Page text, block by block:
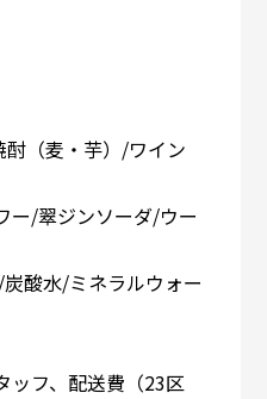
（麦・芋）/ワイン
ー/翠ジンソーダ/ウー
酸水/ミネラルウォー
フ、配送費（23区